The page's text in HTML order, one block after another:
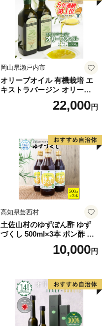
岡山県瀬戸内市
オリーブオイル 有機栽培 エ
キストラバージン オリーブ
オイル シングル 2本 セット
オーガニック 調味料 油 オリ
22,000円
高知県芸西村
土佐山村のゆずぽん酢 ゆず
づくし 500ml×3本 ポン酢 ポ
ンズ ゆず 柚子 調味料 さっぱ
り 美味しい おいしい 鍋 しゃ
10,000円